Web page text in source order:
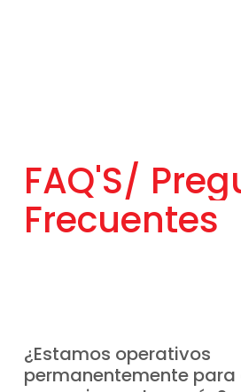
FAQ'S/
Frecuentes
¿Estamos operativos
permanentemente